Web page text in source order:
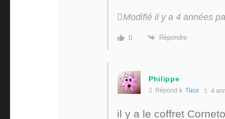
Modifié il y a 4 années
0 Répondre
Philippe
Répond à Tuco 4
il y a le coffret